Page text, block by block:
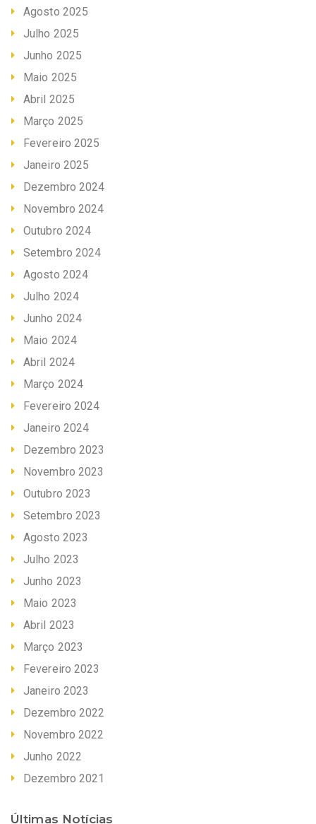
Agosto 2025
Julho 2025
Junho 2025
Maio 2025
Abril 2025
Março 2025
Fevereiro 2025
Janeiro 2025
Dezembro 2024
Novembro 2024
Outubro 2024
Setembro 2024
Agosto 2024
Julho 2024
Junho 2024
Maio 2024
Abril 2024
Março 2024
Fevereiro 2024
Janeiro 2024
Dezembro 2023
Novembro 2023
Outubro 2023
Setembro 2023
Agosto 2023
Julho 2023
Junho 2023
Maio 2023
Abril 2023
Março 2023
Fevereiro 2023
Janeiro 2023
Dezembro 2022
Novembro 2022
Junho 2022
Dezembro 2021
Últimas Notícias